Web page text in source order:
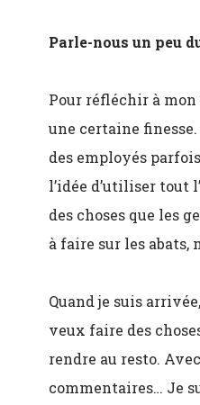
Parle-nous un peu
Pour réfléchir à mon
une certaine
des employés
l’idée d’utiliser tout
des choses que les
à faire sur les abats,
Quand je suis
veux faire des
rendre au resto.
commentaires… Je